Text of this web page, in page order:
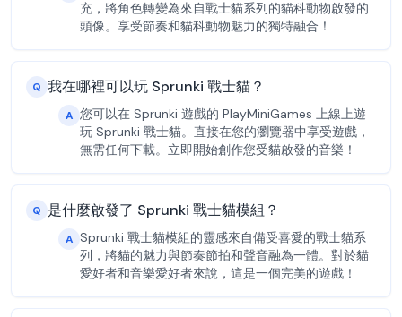
充，將角色轉變為來自戰士貓系列的貓科動物啟發的
頭像。享受節奏和貓科動物魅力的獨特融合！
Q 我在哪裡可以玩 Sprunki 戰士貓？
A 您可以在 Sprunki 遊戲的 PlayMiniGames 上線上遊
玩 Sprunki 戰士貓。直接在您的瀏覽器中享受遊戲，
無需任何下載。立即開始創作您受貓啟發的音樂！
Q 是什麼啟發了 Sprunki 戰士貓模組？
A Sprunki 戰士貓模組的靈感來自備受喜愛的戰士貓系
列，將貓的魅力與節奏節拍和聲音融為一體。對於貓
愛好者和音樂愛好者來說，這是一個完美的遊戲！